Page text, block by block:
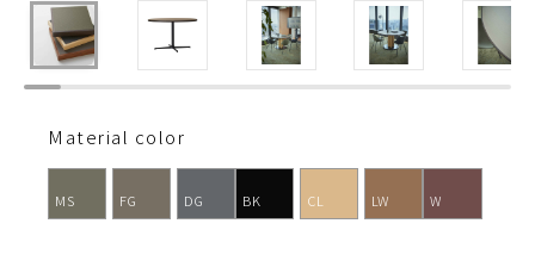
Material color
MS FG DG BK CL LW W